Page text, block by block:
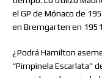
el GP de Mónaco de
en Bremgarten en
¿Podrá Hamilton
“Pimpinela Escarlata”